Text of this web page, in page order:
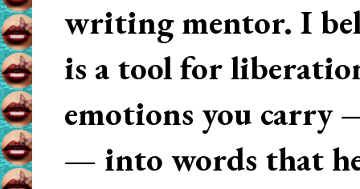
writing mentor. I
is a tool for
emotions you carry
— into words that